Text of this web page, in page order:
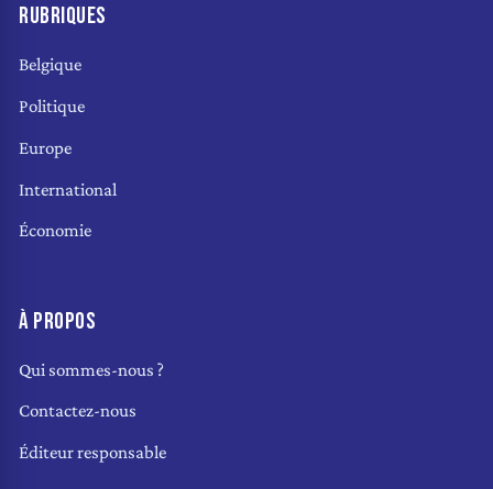
RUBRIQUES
Belgique
Politique
Europe
International
Économie
À PROPOS
Qui sommes-nous ?
Contactez-nous
Éditeur responsable